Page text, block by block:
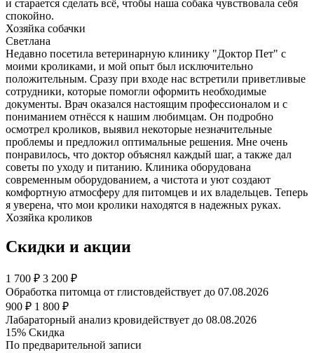
и старается сделать всё, чтобы наша собака чувствовала себя
спокойно.
Хозяйка собачки
Светлана
Недавно посетила ветеринарную клинику "Доктор Пет" с
моими кроликами, и мой опыт был исключительно
положительным. Сразу при входе нас встретили приветливые
сотрудники, которые помогли оформить необходимые
документы. Врач оказался настоящим профессионалом и с
пониманием отнёсся к нашим любимцам. Он подробно
осмотрел кроликов, выявил некоторые незначительные
проблемы и предложил оптимальные решения. Мне очень
понравилось, что доктор объяснял каждый шаг, а также дал
советы по уходу и питанию. Клиника оборудована
современным оборудованием, а чистота и уют создают
комфортную атмосферу для питомцев и их владельцев. Теперь
я уверена, что мои кролики находятся в надежных руках.
Хозяйка кроликов
Скидки и акции
1 700 ₽ 3 200 ₽
Обработка питомца от глистовдействует до 07.08.2026
900 ₽ 1 800 ₽
Лабараторный анализ кровидействует до 08.08.2026
15% Скидка
По предварительной записи